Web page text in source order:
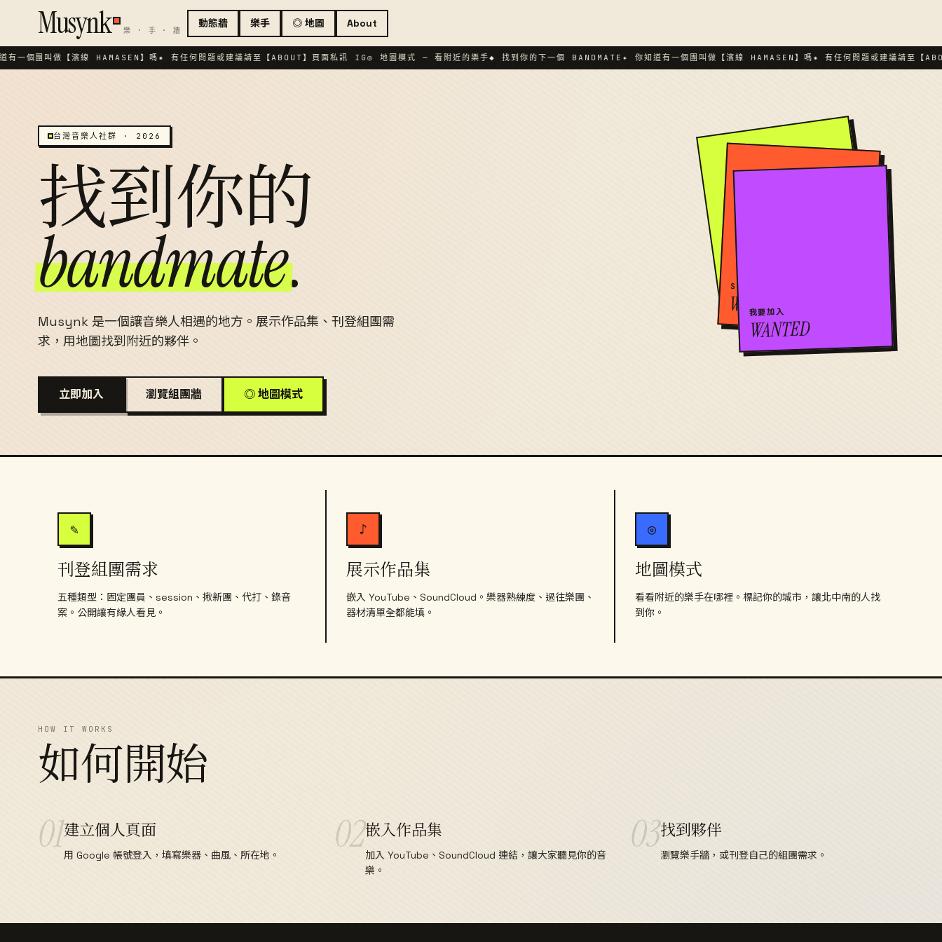
Musynk 樂 · 手 · 牆
動態牆 樂手 ◎ 地圖 About
一個團叫做【濱線 HAMASEN】嗎✷ 有任何問題或建議請至【ABOUT】頁面私訊 IG ◎ 地圖模式 — 看附近的樂手◆ 找到你的下一個 BANDMATE ✦ 你知道有一個團叫做【濱線 HAMASEN】嗎✷ 有任何問題或建議請至【
台灣音樂人社群 · 2026
找到你的
bandmate.
Musynk 是一個讓音樂人相遇的地方。展示作品集、刊登組團需
求，用地圖找到附近的夥伴。
立即加入 瀏覽組團牆 ◎ 地圖模式
找固定團員
WANTED
SESSION 代打
WANTED
我要加入
WANTED
✎
刊登組團需求
五種類型：固定團員、session、揪新團、代打、錄音
案。公開讓有緣人看見。
♪
展示作品集
嵌入 YouTube、SoundCloud。樂器熟練度、過往樂團、
器材清單全都能填。
◎
地圖模式
看看附近的樂手在哪裡。標記你的城市，讓北中南的人找
到你。
HOW IT WORKS
如何開始
01建立個人頁面
用 Google 帳號登入，填寫樂器、曲風、所在地。 02嵌入作品集
加入 YouTube、SoundCloud 連結，讓大家聽見你的音
樂。
03找到夥伴
瀏覽樂手牆，或刊登自己的組團需求。